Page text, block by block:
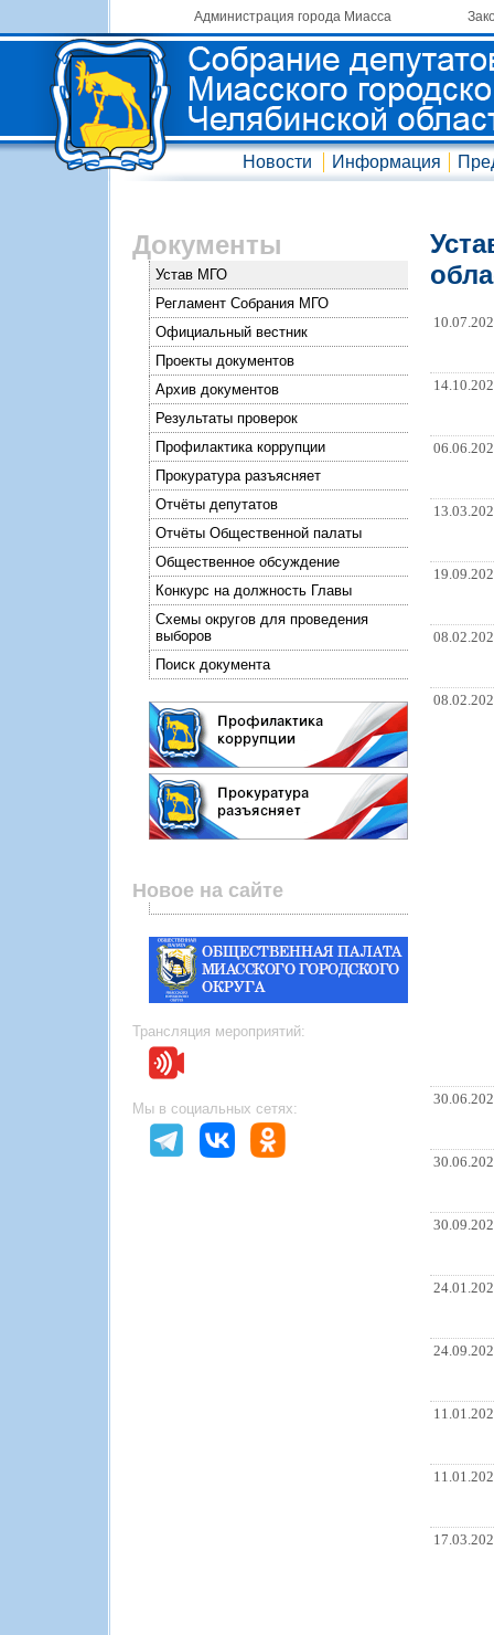
Администрация города Миасса
Новости Информация
Документы
Устав МГО
Регламент Собрания МГО
Официальный вестник
Проекты документов
Архив документов
Результаты проверок
Профилактика коррупции
Прокуратура разъясняет
Отчёты депутатов
Отчёты Общественной палаты
Общественное обсуждение
Конкурс на должность Главы
Схемы округов для проведения
выборов
Поиск документа
Новое на сайте
Трансляция мероприятий:
Мы в социальных сетях: